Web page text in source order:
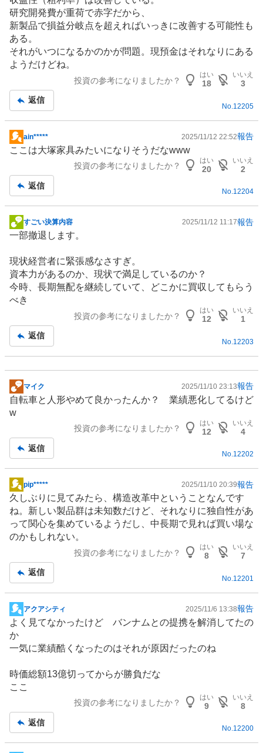
板
記
事
研究開発費が重荷で赤字だから、
新製品で損益分岐点を超えればいっきに改善する可能性も
ある。
それがいつになるかのかが問題。現預金はそれなりにある
ようだけどね。
投資の参考になりましたか？
はい
18
いいえ
3
返信
No. 12205
掲
示
事
ain***** 2025/11/12 22:52報告
ここは大塚家具みたいになりそうだなwww
投資の参考になりましたか？
はい
20
いいえ
2
返信
No.12204
掲
記
事
すごい決算内容 2025/11/12 11:17報告
一部撤退します。
現状経営者に緊張感なさすぎ。
資本力があるのか、現状で満足しているのか？
今時、長期無配を継続していて、どこかに買収してもらう
べき
投資の参考になりましたか？
はい
12
いいえ
1
返信
No. 12203
掲
示
板
マイク 2025/11/10 23:13報告
自転車と人形やめて良かったんか？ 業績悪化してるけど
w
投資の参考になりましたか？
はい
12
いいえ
4
返信
No.12202
掲
示
板
記
事
pip***** 2025/11/10 20:39報告
久しぶりに見てみたら、構造改革中ということなんです
ね。新しい製品群は未知数だけど、それなりに独自性があ
って関心を集めているようだし、中長期で見れば買い場な
のかもしれない。
投資の参考になりましたか？
はい
8
いいえ
7
返信
No. 12201
掲
示
板
アクアシティ 2025/11/6 13:38報告
よく見てなかったけど バンナムとの提携を解消してたの
か
一気に業績酷くなったのはそれが原因だったのね
時価総額13億切ってからが勝負だな
ここ
投資の参考になりましたか？
はい
9
いいえ
8
返信
No.12200